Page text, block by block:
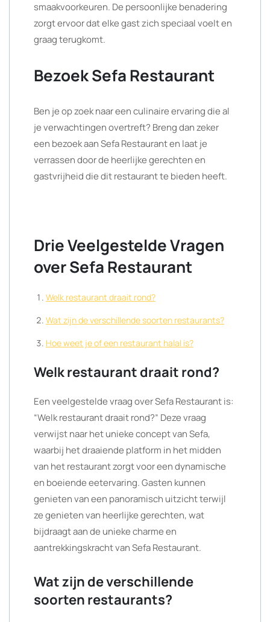
smaakvoorkeuren. De persoonlijke benadering
zorgt ervoor dat elke gast zich speciaal voelt en
graag terugkomt.
Bezoek Sefa Restaurant
Ben je op zoek naar een culinaire ervaring die al
je verwachtingen overtreft? Breng dan zeker
een bezoek aan Sefa Restaurant en laat je
verrassen door de heerlijke gerechten en
gastvrijheid die dit restaurant te bieden heeft.
Drie Veelgestelde Vragen
over Sefa Restaurant
Welk restaurant draait rond?
Wat zijn de verschillende soorten restaurants?
Hoe weet je of een restaurant halal is?
Welk restaurant draait rond?
Een veelgestelde vraag over Sefa Restaurant is:
“Welk restaurant draait rond?” Deze vraag
verwijst naar het unieke concept van Sefa,
waarbij het draaiende platform in het midden
van het restaurant zorgt voor een dynamische
en boeiende eetervaring. Gasten kunnen
genieten van een panoramisch uitzicht terwijl
ze genieten van heerlijke gerechten, wat
bijdraagt aan de unieke charme en
aantrekkingskracht van Sefa Restaurant.
Wat zijn de verschillende
soorten restaurants?